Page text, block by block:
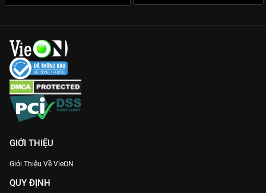
GIỚI THIỆU
Giới Thiệu Về VieON
QUY ĐỊNH